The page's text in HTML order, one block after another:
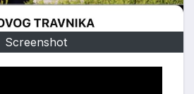
Screenshot